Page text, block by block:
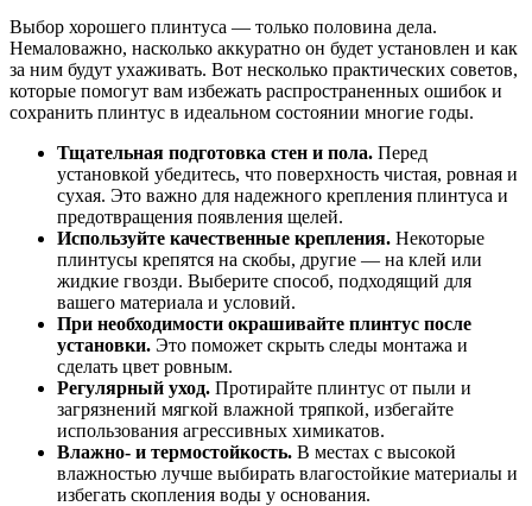
Выбор хорошего плинтуса — только половина дела.
Немаловажно, насколько аккуратно он будет установлен и как
за ним будут ухаживать. Вот несколько практических советов,
которые помогут вам избежать распространенных ошибок и
сохранить плинтус в идеальном состоянии многие годы.
Тщательная подготовка стен и пола. Перед
установкой убедитесь, что поверхность чистая, ровная и
сухая. Это важно для надежного крепления плинтуса и
предотвращения появления щелей.
Используйте качественные крепления. Некоторые
плинтусы крепятся на скобы, другие — на клей или
жидкие гвозди. Выберите способ, подходящий для
вашего материала и условий.
При необходимости окрашивайте плинтус после
установки. Это поможет скрыть следы монтажа и
сделать цвет ровным.
Регулярный уход. Протирайте плинтус от пыли и
загрязнений мягкой влажной тряпкой, избегайте
использования агрессивных химикатов.
Влажно- и термостойкость. В местах с высокой
влажностью лучше выбирать влагостойкие материалы и
избегать скопления воды у основания.